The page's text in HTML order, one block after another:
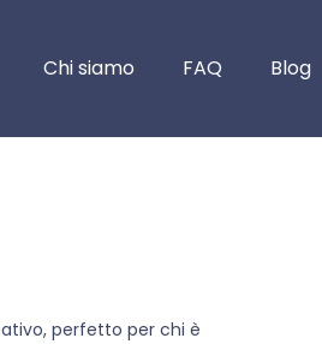
Chi siamo FAQ Blog
perfetto per chi è